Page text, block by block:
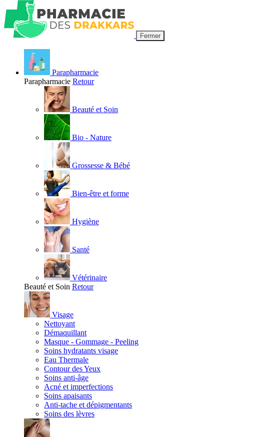
Fermer
Parapharmacie
Parapharmacie Retour
Beauté et Soin
Bio - Nature
Grossesse & Bébé
Bien-être et forme
Hygiène
Santé
Vétérinaire
Beauté et Soin Retour
Visage
Nettoyant
Démaquillant
Masque - Gommage - Peeling
Soins hydratants visage
Eau Thermale
Contour des Yeux
Soins anti-âge
Acné et imperfections
Soins apaisants
Anti-tache et dépigmentants
Soins des lèvres